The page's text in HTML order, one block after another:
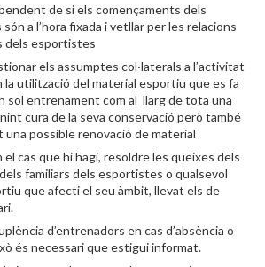
de si els començaments dels
a l’hora fixada i vetllar per les relacions
dels esportistes
els assumptes col·laterals a l’activitat
la utilització del material esportiu que es fa
sol entrenament com al llarg de tota una
cura de la seva conservació però també
possible renovació de material
el cas que hi hagi, resoldre les queixes dels
familiars dels esportistes o qualsevol
que afecti el seu àmbit, llevat els de
d’entrenadors en cas d’absència o
és necessari que estigui informat.